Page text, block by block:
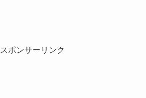
スポンサーリンク